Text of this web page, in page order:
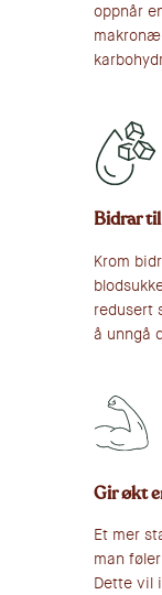
oppnår
Bidrar
Krom
redusert
å unngå
Gir økt
Et mer
man
Dette vil